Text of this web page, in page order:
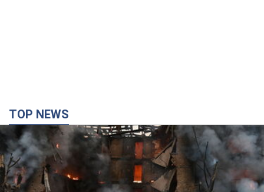
Кремль "сжигает" последние запасы
баллистики в Украине: что будет далее?
Интервью с Шарпом